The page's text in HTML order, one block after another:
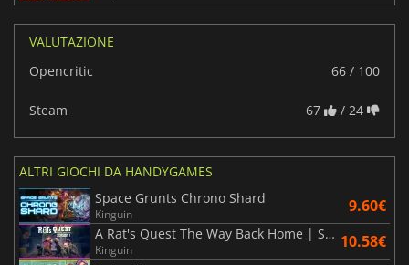
VALUTAZIONE
Opencritic
66 / 100
Steam 67 / 24
ALTRI GIOCHI DA HANDYGAMES
Space Grunts Chrono Shard
Kinguin 9.60€
A Rat's Quest The Way Back Home | Season 1
Kinguin 10.58€